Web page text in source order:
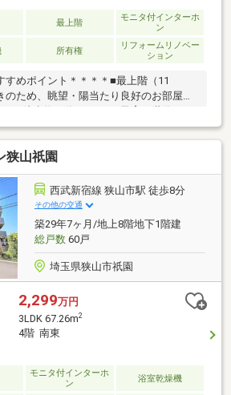
最上階
モニタ付インターホ
ン
所有権
リフォームリノベー
ション
すめポイント＊＊＊＊■最上階（11
のため、眺望・陽当たり良好のお部屋で
の間仕切りを取って、14帖のお部屋とし
いいただく事も出来ます。□おひとり
もおすすめです♪■内装フルリフォーム済
完成）《リフォーム内容》●交換：システ
洗面化粧台/シャワートイレ/給湯器/建
機用水栓／洗濯機防水パン/分電盤/窓
/コンセント・スイッチプレート/網戸張
、フローリング貼替●全室クロス貼替
狭山祇園
西武新宿線 狭山市駅 徒歩8分
その他の交通
築29年7ヶ月/地上8階地下1階建
総戸数60戸
埼玉県狭山市祇園
2,299万円
3LDK 67.26m2
4階 南東
モニタ付インターホ
ン
浴室乾燥機